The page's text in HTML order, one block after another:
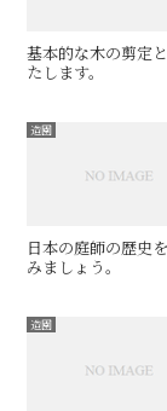
基本的な木の剪定
たします。
造園
日本の庭師の歴史
みましょう。
造園